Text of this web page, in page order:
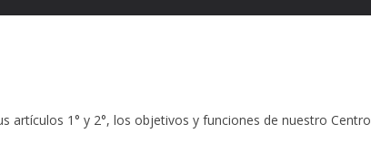
artículos 1° y 2°, los objetivos y funciones de nuestro Centro